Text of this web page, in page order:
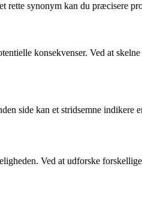
synonym kan du præcisere
konsekvenser. Ved at
side kan et stridsemne
Ved at udforske